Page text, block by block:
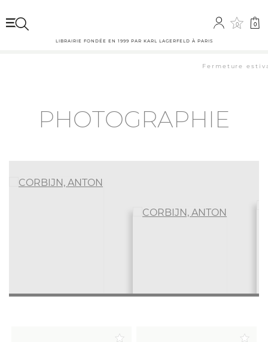
0 0
LIBRAIRIE FONDÉE EN 1999 PAR KARL LAGERFELD À PARIS
Fermeture
PHOTOGRAPHIE